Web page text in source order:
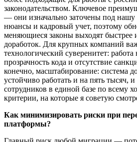
законодательством. Ключевое
— они изначально заточены под нашу
нюансы и кадровый учет, поэтому
меняющиеся законы выходят быстрее
доработок. Для крупных компаний
технологический суверенитет: работа
прозрачность кода и отсутствие
конечно, масштабирование: система
устойчиво работать и на пять тысяч,
сотрудников в единой базе по всему
критерии, на которые я советую
Как минимизировать риски при
платформы?